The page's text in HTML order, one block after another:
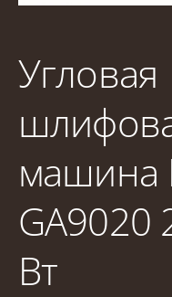
Угловая
машина
GA9020
Вт